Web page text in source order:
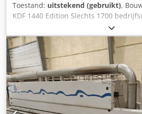
Toestand: uitstekend (gebruikt),
KDF 1440 Edition Slechts 1700
staat – kan ook geleverd worden met
XES 200 Autark (+ € 4500,-) OVERZICHT
AGGREGATEN:
HZ LIJNAGGREGAT QA 65 N
SCHUIN/RECHT 2 X 0,18 KW
AFKORTEN SCHUIN/RECHT
MS 40 TEGENLOPEND PNEUMATISCHE
VERSTELLING VORMFREESAGGREGAT
ook voor constructievloeren